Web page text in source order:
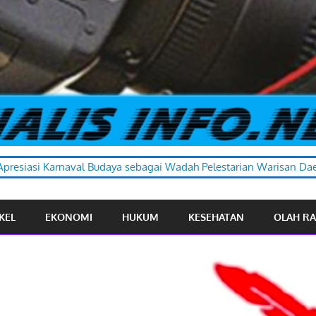
Wadah Pelestarian Warisan Daerah
EKONOMI HUKUM KESEHATAN OLAH